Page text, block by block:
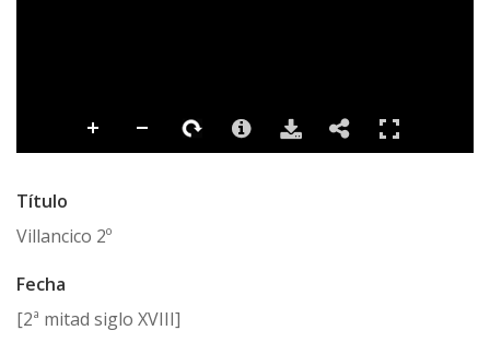
Título
Villancico 2º
Fecha
[2ª mitad siglo XVIII]